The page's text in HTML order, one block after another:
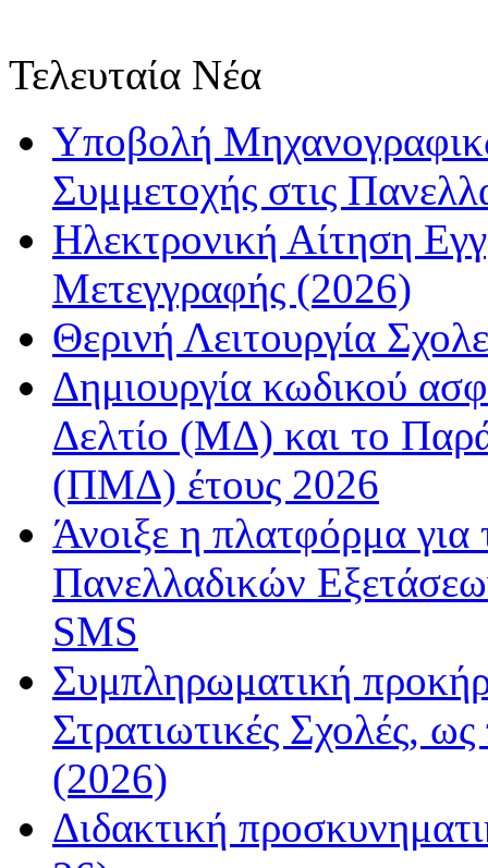
Τελευταία Νέα
Υποβολή
Συμμετοχής στις
Ηλεκτρονική Αίτηση
Μετεγγραφής (2026)
Θερινή Λειτουργία
Δημιουργία κωδικού
Δελτίο (ΜΔ) και το
(ΠΜΔ) έτους 2026
Άνοιξε η πλατφόρμα
Πανελλαδικών
SMS
Συμπληρωματική
Στρατιωτικές Σχολές,
(2026)
Διδακτική